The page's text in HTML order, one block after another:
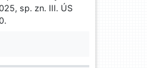
sp. zn. III. ÚS